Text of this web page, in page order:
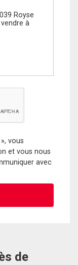
vous
et vous nous
avec
de